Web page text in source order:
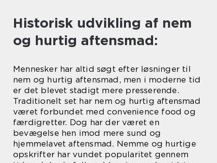
Historisk udvikling af nem
og hurtig aftensmad:
Mennesker har altid søgt efter løsninger til
nem og hurtig aftensmad, men i moderne tid
er det blevet stadigt mere presserende.
Traditionelt set har nem og hurtig aftensmad
været forbundet med convenience food og
færdigretter. Dog har der været en
bevægelse hen imod mere sund og
hjemmelavet aftensmad. Nemme og hurtige
opskrifter har vundet popularitet gennem